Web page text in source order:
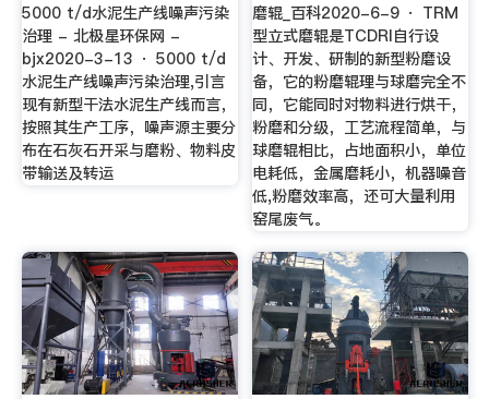
5000 t/d水泥生产线噪声污染
治理 - 北极星环保网 -
bjx2020-3-13 · 5000 t/d
水泥生产线噪声污染治理,引言
现有新型干法水泥生产线而言，
按照其生产工序，噪声源主要分
布在石灰石开采与磨粉、物料皮
带输送及转运
磨辊_百科2020-6-9 · TRM
型立式磨辊是TCDRI自行设
计、开发、研制的新型粉磨设
备，它的粉磨辊理与球磨完全不
同，它能同时对物料进行烘干，
粉磨和分级，工艺流程简单，与
球磨辊相比，占地面积小，单位
电耗低，金属磨耗小，机器噪音
低,粉磨效率高，还可大量利用
窑尾废气。